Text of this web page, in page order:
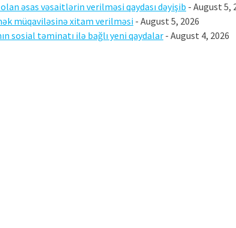
əsas vəsaitlərin verilməsi qaydası dəyişib - August 5,
müqaviləsinə xitam verilməsi- August 5, 2026
sosial təminatı ilə bağlı yeni qaydalar - August 4, 2026